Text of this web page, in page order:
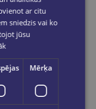
atlaidi pilnas
ar citu
sniedzis vai ko
jūsu
Mērķa